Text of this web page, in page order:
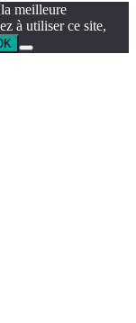
meilleure
à utiliser ce site,